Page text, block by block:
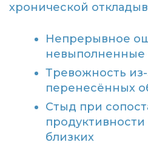
хронической
Непрерывное
невыполненные
Тревожность
перенесённых
Стыд при
близких